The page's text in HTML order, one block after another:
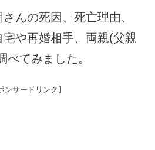
んの死因、死亡理由、
や再婚相手、両親(父親
べてみました。
ンサードリンク】